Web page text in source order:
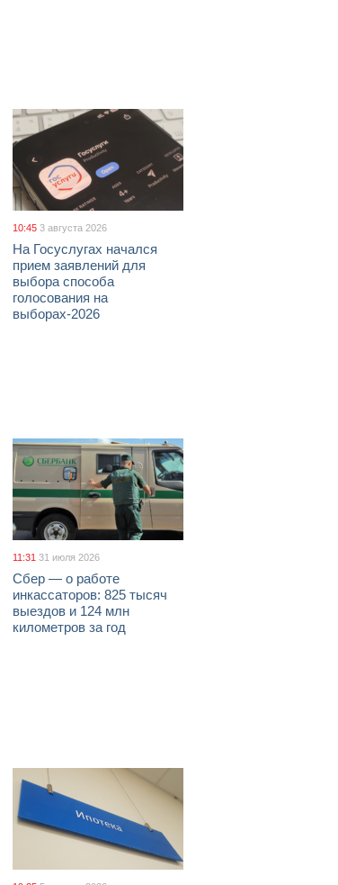
10:45 3 августа 2026
На Госуслугах начался
прием заявлений для
выбора способа
голосования на
выборах-2026
11:31 31 июля 2026
Сбер — о работе
инкассаторов: 825 тысяч
выездов и 124 млн
километров за год